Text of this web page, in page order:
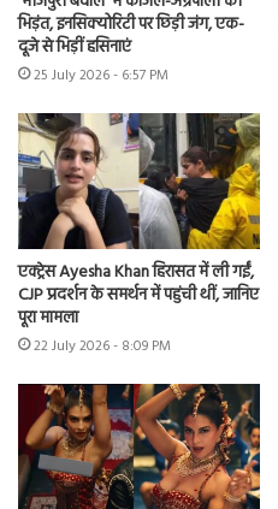
भिड़ंत, इनसिक्योरिटी पर छिड़ी जंग, एक-
दूजे से भिड़ीं हसिनाएं
25 July 2026 - 6:57 PM
एक्ट्रेस Ayesha Khan हिरासत में ली गईं,
CJP प्रदर्शन के समर्थन में पहुंची थीं, जानिए
पूरा मामला
22 July 2026 - 8:09 PM